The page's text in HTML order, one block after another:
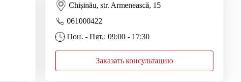
Chișinău, str. Armenească, 15
061000422
Пон. - Пят.: 09:00 - 17:30
Заказать консультацию